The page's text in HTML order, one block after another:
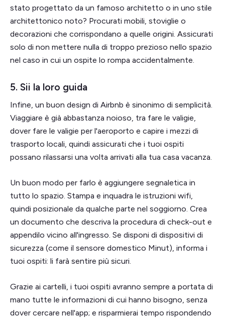
stato progettato da un famoso architetto o in uno stile
architettonico noto? Procurati mobili, stoviglie o
decorazioni che corrispondano a quelle origini. Assicurati
solo di non mettere nulla di troppo prezioso nello spazio
nel caso in cui un ospite lo rompa accidentalmente.
5. Sii la loro guida
Infine, un buon design di Airbnb è sinonimo di semplicità.
Viaggiare è già abbastanza noioso, tra fare le valigie,
dover fare le valigie per l'aeroporto e capire i mezzi di
trasporto locali, quindi assicurati che i tuoi ospiti
possano rilassarsi una volta arrivati alla tua casa vacanza.
Un buon modo per farlo è aggiungere segnaletica in
tutto lo spazio. Stampa e inquadra le istruzioni wifi,
quindi posizionale da qualche parte nel soggiorno. Crea
un documento che descriva la procedura di check-out e
appendilo vicino all'ingresso. Se disponi di dispositivi di
sicurezza (come il sensore domestico Minut), informa i
tuoi ospiti: li farà sentire più sicuri.
Grazie ai cartelli, i tuoi ospiti avranno sempre a portata di
mano tutte le informazioni di cui hanno bisogno, senza
dover cercare nell'app; e risparmierai tempo rispondendo